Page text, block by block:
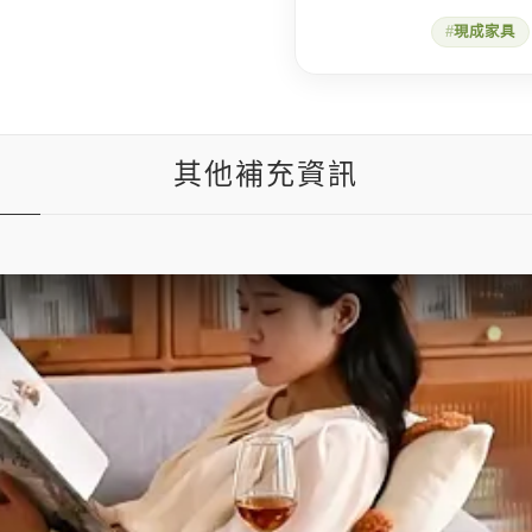
現成家具
其他補充資訊